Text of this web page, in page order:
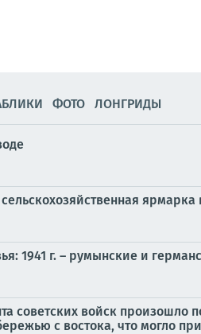
ФОТО ЛОНГРИДЫ
ярмарка
1941 г. – румынские и
советских войск произошло
с востока, что могло